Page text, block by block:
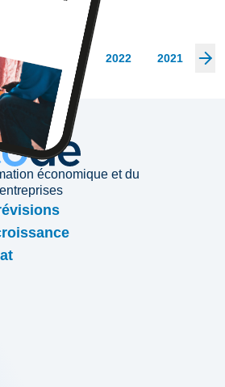
Les archives
2024 2023 2022 2021
économique et du